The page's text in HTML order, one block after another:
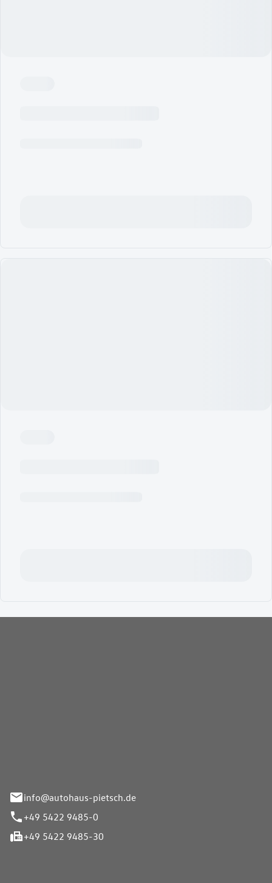
info@autohaus-pietsch.de
+49 5422 9485-0
+49 5422 9485-30